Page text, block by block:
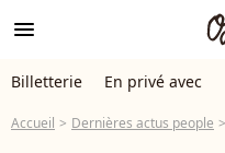
menu
Billetterie En privé avec
Accueil Dernières actus people